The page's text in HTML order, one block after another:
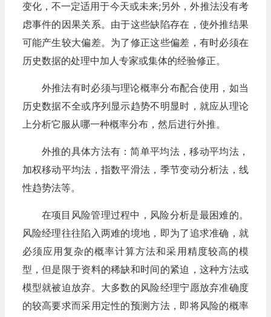
变化，不一定适用于今天或未来;另外，外推法没有考
虑事件的因果关系。由于这些缺陷存在，使外推结果
可能产生较大偏差。为了修正这些偏差，有时必须在
历史数据的处理中加人专家或集体的经验修正。
外推法有时必须与理论概率分布配合使用，如当
历史数据不全或序列显示趋势不明显时，就应从理论
上分析它服从哪一种概率分布，然后进行外推。
外推的具体方法有：简单平均法，移动平均法，
加权移动平均法，指数平滑法，季节变动分析法，线
性趋势法等。
在项目风险管理过程中，风险分析是最困难的。
风险经理往往陷入两难的境地，即为了追求准确，就
必须应用复杂的概率计算方法和采用精度较高的模
型，但是限于资料的稀缺和时间的紧迫，这种方法或
模型就被迫放弃。大多数的风险经理宁愿放弃准确度
的较高要求而采用定性的预测方法，即将风险的概率